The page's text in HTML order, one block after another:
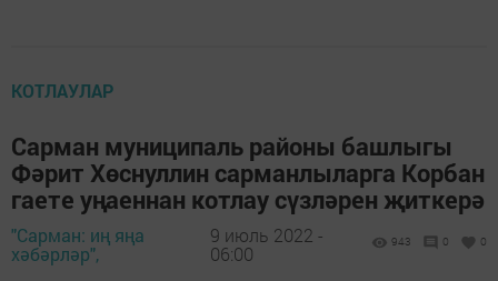
КОТЛАУЛАР
Сарман муниципаль районы башлыгы
Фәрит Хөснуллин сарманлыларга Корбан
гаете уңаеннан котлау сүзләрен җиткерә
"Сарман: иң яңа
хәбәрләр",
9 июль 2022 -
06:00
943 0 0